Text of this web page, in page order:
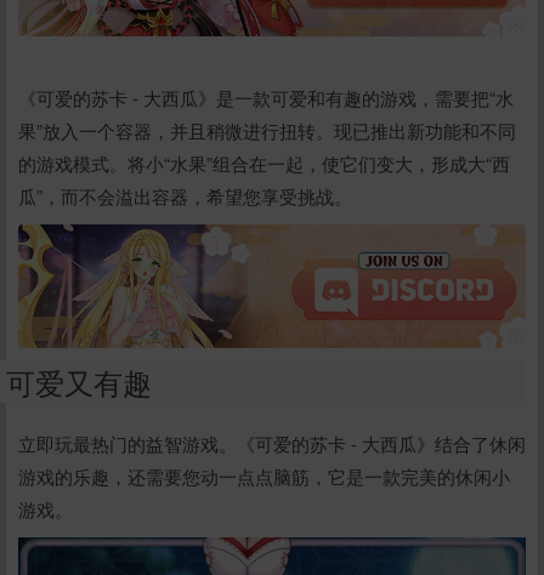
《可爱的苏卡 - 大西瓜》是一款可爱和有趣的游戏，需要把“水
果”放入一个容器，并且稍微进行扭转。现已推出新功能和不同
的游戏模式。将小“水果”组合在一起，使它们变大，形成大“西
瓜”，而不会溢出容器，希望您享受挑战。
可爱又有趣
立即玩最热门的益智游戏。《可爱的苏卡 - 大西瓜》结合了休闲
游戏的乐趣，还需要您动一点点脑筋，它是一款完美的休闲小
游戏。